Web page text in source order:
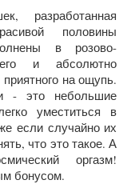
разработанная
половины
в розово-
и абсолютно
приятного на ощупь.
- это небольшие
уместиться в
если случайно их
что это такое. А
оргазм!
бонусом.